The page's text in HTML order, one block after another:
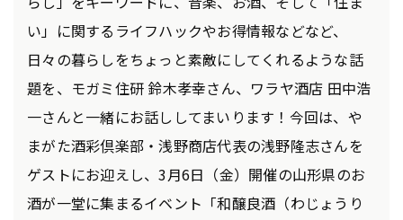
い」に関するライフハックやお得情報などなど、
日々の暮らしをちょっと素敵にしてくれるような話
題を、モガミ住研 鈴木孝幸さん、ワラヤ酒店 田中浩
一さんと一緒にお話ししてまいります！今回は、や
まがた酒彩倶楽部・浅野商店代表の浅野隆志さんを
ゲストにお迎えし、3月6日（金）開催の山形県のお
酒が一堂に集まるイベント「和醸良酒（わじょうり